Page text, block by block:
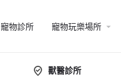
寵物診所 寵物玩樂場所
獸醫診所